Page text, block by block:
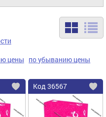
цены по убыванию цены
Добавить
избранное
Код 36567